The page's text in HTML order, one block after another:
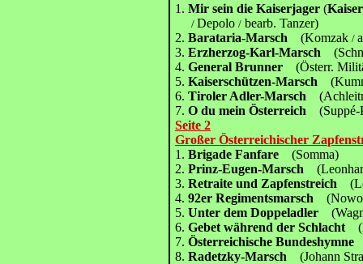
1. Mir sein die Kaiserjager(
/Depolo/ bearb. Tanzer)
2.Barataria-Marsch (Komzak/
3.Erzherzog-Karl-Marsch
4.General Brunner (Österr.
5.Kaiserschützen-Marsch
6.Tiroler Adler-Marsch
7.O du mein Österreich
Seite 2
Großer Österreichischer
1.Brigade Fanfare (Somma)
2.Prinz-Eugen-Marsch
3.Retraite und Zapfenstreich
4.92er Regimentsmarsch
5.Unter dem Doppeladler
6.Gebet während der Schlacht
7.Österreichische
8.Radetzky-Marsch (Johann